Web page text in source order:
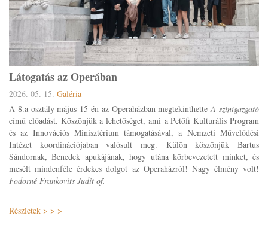
Látogatás az Operában
2026. 05. 15. Galéria
A 8.a osztály május 15-én az Operaházban megtekinthetteA színigazgató
című előadást. Köszönjük a lehetőséget, ami a Petőfi Kulturális Program
és az Innovációs Minisztérium támogatásával, a Nemzeti Művelődési
Intézet koordinációjaban valósult meg. Külön köszönjük Bartus
Sándornak, Benedek apukájának, hogy utána körbevezetett minket, és
mesélt mindenféle érdekes dolgot az Operaházról! Nagy élmény volt!
Fodorné Frankovits Judit of.
Részletek > > >